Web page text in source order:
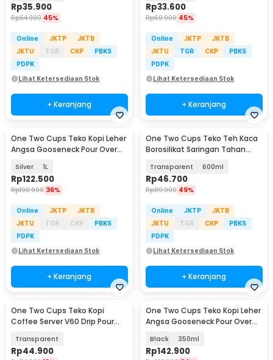
Rp35.900
Rp64.900 45%
Online JKTP
JKTB
JKTU
TGR CKP
PBKS
PDPK
Lihat Ketersediaan Stok
+ Keranjang
Rp33.600
Rp60.900 45%
Online JKTP
JKTB
JKTU
TGR CKP
PBKS
PDPK
Lihat Ketersediaan Stok
+ Keranjang
One Two Cups Teko Kopi Leher
Angsa Gooseneck Pour Over
Silver 1L
Rp122.500
Rp190.900 36%
Online JKTP
JKTB
JKTU
TGR CKP
PBKS
PDPK
Lihat Ketersediaan Stok
+ Keranjang
One Two Cups Teko Teh Kaca
Borosilikat Saringan Tahan
Transparent 600ml
Rp46.700
Rp89.900 49%
Online JKTP
JKTB
JKTU
TGR CKP
PBKS
PDPK
Lihat Ketersediaan Stok
+ Keranjang
One Two Cups Teko Kopi
Coffee Server V60 Drip Pour
Transparent
Rp44.900
One Two Cups Teko Kopi Leher
Angsa Gooseneck Pour Over
Black 350ml
Rp142.900